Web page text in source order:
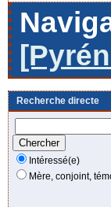
Recherche directe
Intéressé(e)
Mère, conjoint,